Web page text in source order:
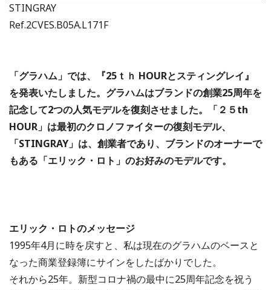
STINGRAY
Ref.2CVES.B05A.L171F
「グラハム」では、『25ｔｈ HOURとスティングレイ』
を発表いたしました。グラハムはブランドの創業25周年を
記念して2つの人気モデルを復刻させました。「２５th
HOUR」は最初のクロノファイターの復刻モデル、
「STINGRAY」は、創業者であり、ブランドのオーナーで
もある「エリック・ロト」のお好みのモデルです。
エリック・ロトのメッセージ
1995年4月に時を戻すと、私は現在のグラハムのベースと
なった商業登録簿にサインをしたばかりでした。
それから25年。新型コロナ禍の最中に25周年記念を祝う